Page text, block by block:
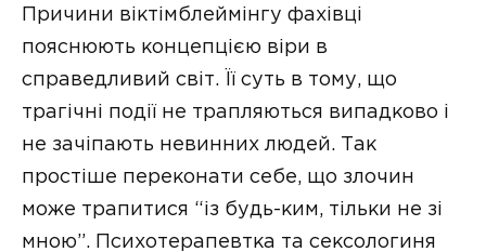
Причини віктімблеймінгу фахівці
пояснюють концепцією віри в
справедливий світ. Її суть в тому, що
трагічні події не трапляються випадково і
не зачіпають невинних людей. Так
простіше переконати себе, що злочин
може трапитися “із будь-ким, тільки не зі
мною”. Психотерапевтка та сексологиня